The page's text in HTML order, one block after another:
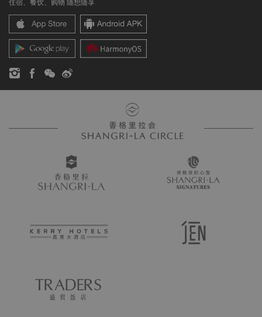
联络我们
香格里拉中心
香格里拉公寓
联系方式
企业社会责任
新闻稿
住宿、餐饮、购物 随想随享